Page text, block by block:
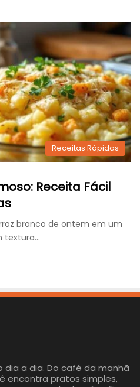
Receitas Rápidas
Receita Fácil
branco de ontem em um
textura…
dia a dia. Do café da manhã
encontra pratos simples,